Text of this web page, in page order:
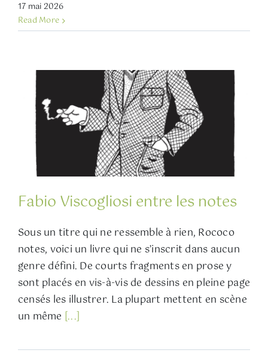
17 mai 2026
Read More
Fabio Viscogliosi entre les notes
Sous un titre qui ne ressemble à rien, Rococo
notes, voici un livre qui ne s’inscrit dans aucun
genre défini. De courts fragments en prose y
sont placés en vis-à-vis de dessins en pleine page
censés les illustrer. La plupart mettent en scène
un même [...]